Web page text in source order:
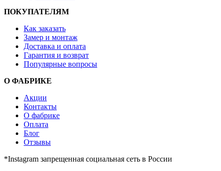
ПОКУПАТЕЛЯМ
Как заказать
Замер и монтаж
Доставка и оплата
Гарантия и возврат
Популярные вопросы
О ФАБРИКЕ
Акции
Контакты
О фабрике
Оплата
Блог
Отзывы
*Instagram запрещенная социальная сеть в России